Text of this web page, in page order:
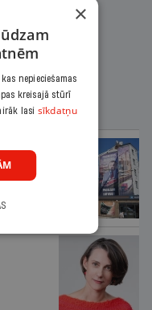
par
×
nepieciešamas
kreisajā stūrī
lasi sīkdatņu